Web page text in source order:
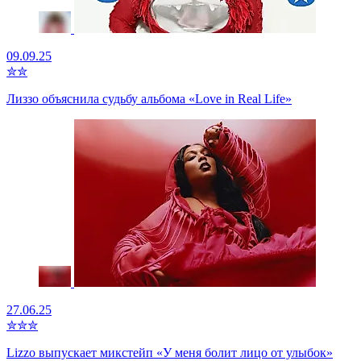
09.09.25
✮✮
Лиззо объяснила судьбу альбома «Love in Real Life»
27.06.25
✮✮✮
Lizzo выпускает микстейп «У меня болит лицо от улыбок»